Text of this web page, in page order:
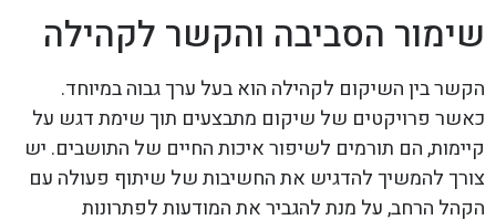
שימור הסביבה והקשר לקהילה
הקשר בין השיקום לקהילה הוא בעל ערך גבוה במיוחד.
כאשר פרויקטים של שיקום מתבצעים תוך שימת דגש על
קיימות, הם תורמים לשיפור איכות החיים של התושבים. יש
צורך להמשיך להדגיש את החשיבות של שיתוף פעולה עם
הקהל הרחב, על מנת להגביר את המודעות לפתרונות